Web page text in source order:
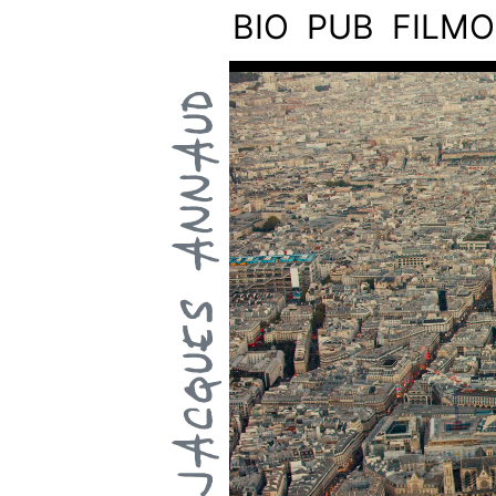
JEAN-JACQUES ANNAUD
BIO PUB